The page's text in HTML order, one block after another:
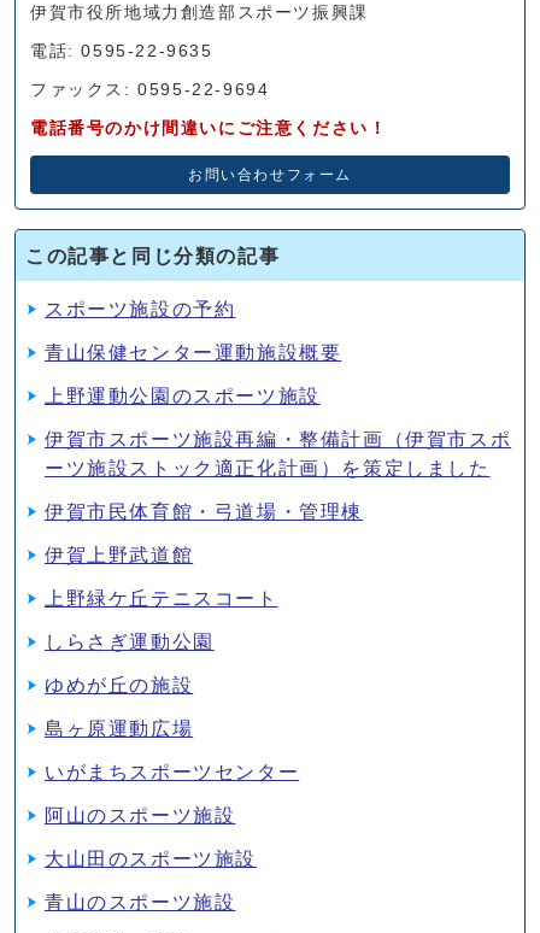
伊賀市役所地域力創造部スポーツ振興課
電話: 0595-22-9635
ファックス: 0595-22-9694
電話番号のかけ間違いにご注意ください！
お問い合わせフォーム
この記事と同じ分類の記事
スポーツ施設の予約
青山保健センター運動施設概要
上野運動公園のスポーツ施設
伊賀市スポーツ施設再編・整備計画（伊賀市スポ
ーツ施設ストック適正化計画）を策定しました
伊賀市民体育館・弓道場・管理棟
伊賀上野武道館
上野緑ケ丘テニスコート
しらさぎ運動公園
ゆめが丘の施設
島ヶ原運動広場
いがまちスポーツセンター
阿山のスポーツ施設
大山田のスポーツ施設
青山のスポーツ施設